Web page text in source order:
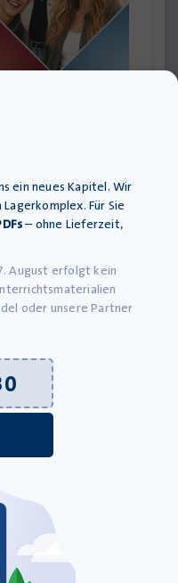
für Bücher,
ein neues Kapitel. Wir
Für Sie
– ohne Lieferzeit,
August erfolgt kein
oder unsere Partner